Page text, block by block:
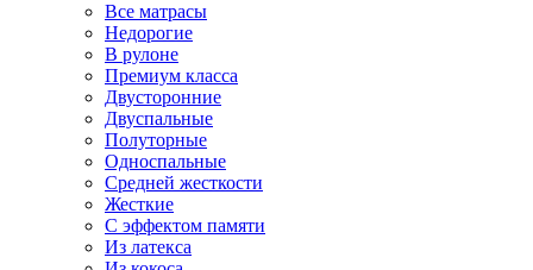
Все матрасы
Недорогие
В рулоне
Премиум класса
Двусторонние
Двуспальные
Полуторные
Односпальные
Средней жесткости
Жесткие
С эффектом памяти
Из латекса